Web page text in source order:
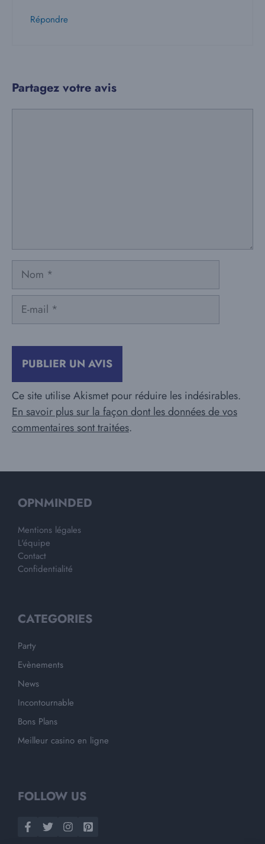
Répondre
Partagez votre avis
Nom
Ce site utilise Akismet pour réduire les indésirables.
En savoir plus sur la façon dont les données de vos
commentaires sont traitées.
OPNMINDED
Mentions légales
L'équipe
Contact
Confidentialité
CATEGORIES
Party
Evènements
News
Incontournable
Bons Plans
Meilleur casino en ligne
FOLLOW US